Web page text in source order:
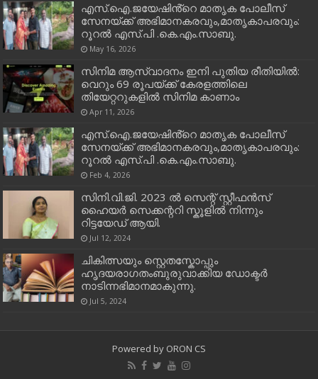
എസ്.ഐ.ജയേഷിൻ്റെ മാതൃക പോലീസ്
സേനയ്ക്ക് അഭിമാനകരവും,മാതൃകാപരവും:
റൂറൽ എസ്.പി .കെ.എം.സാബു.
May 16, 2026
സിനിമ ആസ്വാദനം ഇനി പുതിയ രീതിയിൽ:
വെറും 69 രൂപയ്ക്ക് കേരളത്തിലെ
തിയേറ്ററുകളിൽ സിനിമ കാണാം
Apr 11, 2026
എസ്.ഐ.ജയേഷിൻ്റെ മാതൃക പോലീസ്
സേനയ്ക്ക് അഭിമാനകരവും,മാതൃകാപരവും:
റൂറൽ എസ്.പി .കെ.എം.സാബു.
Feb 4, 2026
സിനി.വി.ജി. 2023 ൽ സെന്റ് സ്റ്റീഫൻസ്
ഹൈയർ സെക്കന്ററി സ്കൂളിൽ നിന്നും
റിട്ടയേഡ് ആയി.
Jul 12, 2024
ചികിത്സയും സ്റ്റെതസ്കോപ്പും
ഹൃദയരാഗതംബുരുവാക്കിയ ഡോക്ടർ
നാടിന്നഭിമാനമാകുന്നു.
Jul 5, 2024
Powered by ORON CS